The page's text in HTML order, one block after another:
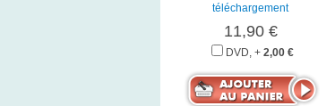
téléchargement
11,90 €
DVD, + 2,00 €